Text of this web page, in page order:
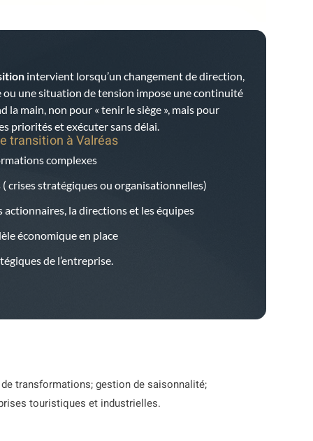
intervient lorsqu’un changement de direction,
une situation de tension impose une continuité
la main, non pour « tenir le siège », mais pour
priorités et exécuter sans délai.
transition àValréas
complexes
crises stratégiques ou organisationnelles)
la directions et les équipes
économique en place
de l’entreprise.
transformations; gestion de saisonnalité;
touristiques et industrielles.